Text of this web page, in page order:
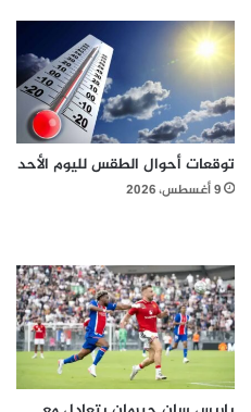
توقعات أحوال الطقس لليوم الأحد
9 أغسطس، 2026